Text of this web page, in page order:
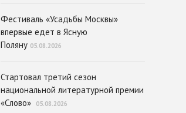
Фестиваль «Усадьбы Москвы»
впервые едет в Ясную
Поляну 05.08.2026
Стартовал третий сезон
национальной литературной премии
«Слово»
05.08.2026